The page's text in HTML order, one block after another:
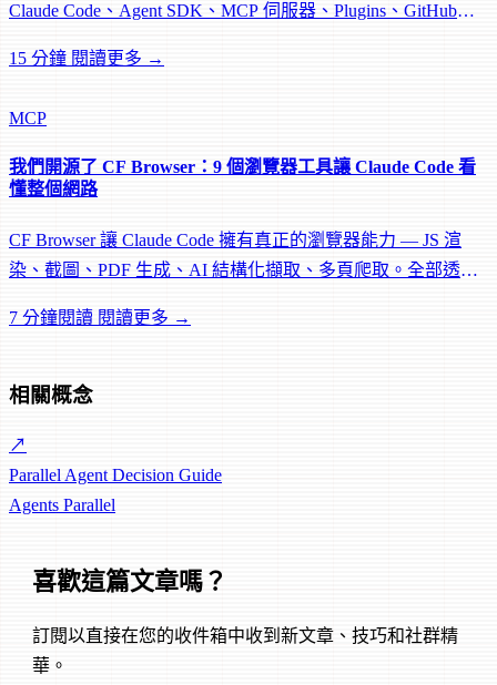
Claude Code、Agent SDK、MCP 伺服器、Plugins、GitHub
15 分鐘 閱讀更多 →
MCP
我們開源了 CF Browser：9 個瀏覽器工具讓 Claude Code 看
懂整個網路
CF Browser 讓 Claude Code 擁有真正的瀏覽器能力 — JS 渲
染、截圖、PDF 生成、AI 結構化擷取、多頁爬取。全部透過
7 分鐘閱讀 閱讀更多 →
相關概念
↗
Parallel Agent Decision Guide
Agents Parallel
喜歡這篇文章嗎？
訂閱以直接在您的收件箱中收到新文章、技巧和社群精
華。